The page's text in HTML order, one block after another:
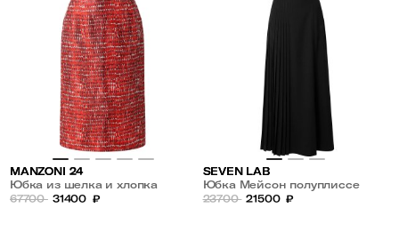
MANZONI 24
Юбка из шелка и хлопка
67700 31400 ₽
SEVEN LAB
Юбка Мейсон полуплиссе
23700 21500 ₽